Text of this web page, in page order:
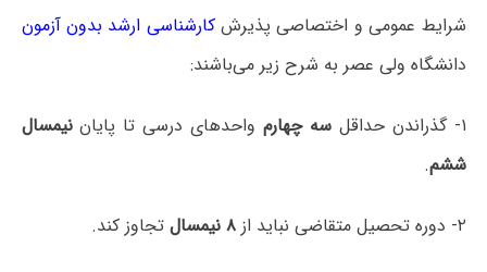
شرایط عمومی و اختصاصی پذیرشکارشناسی ارشد بدون آزمون
دانشگاه ‌ولی عصر به شرح زیر می‌باشند:
۱- گذراندن حداقل سه چهارم واحدهای درسی تا پایاننیمسال
ششم.
۲- دوره تحصیل متقاضی نباید از ۸ نیمسال تجاوز کند.